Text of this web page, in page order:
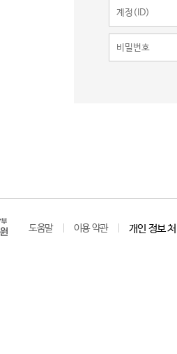
도움말 이용 약관 개인 정보